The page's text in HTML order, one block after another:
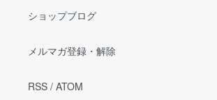
ショップブログ
メルマガ登録・解除
RSS / ATOM